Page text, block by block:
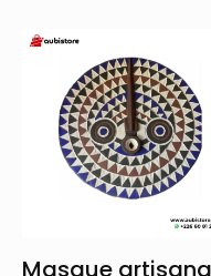
Masque